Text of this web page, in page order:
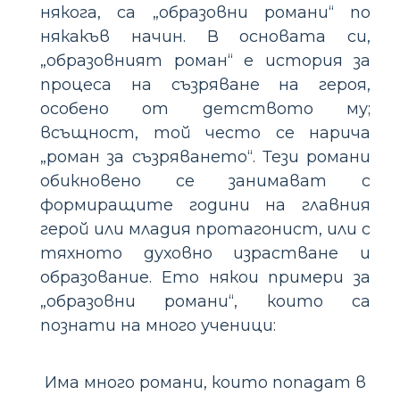
някога, са „образовни романи“ по
някакъв начин. В основата си,
„образовният роман“ е история за
процеса на съзряване на героя,
особено от детството му;
всъщност, той често се нарича
„роман за съзряването“. Тези романи
обикновено се занимават с
формиращите години на главния
герой или младия протагонист, или с
тяхното духовно израстване и
образование. Ето някои примери за
„образовни романи“, които са
познати на много ученици:
Има много романи, които попадат в